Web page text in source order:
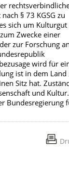
§ 73 KGSG zu
sich um Kulturgut
Zwecke einer
zur Forschung
wird für
ist in dem Land
Sitz hat.
und
Bundesregierung